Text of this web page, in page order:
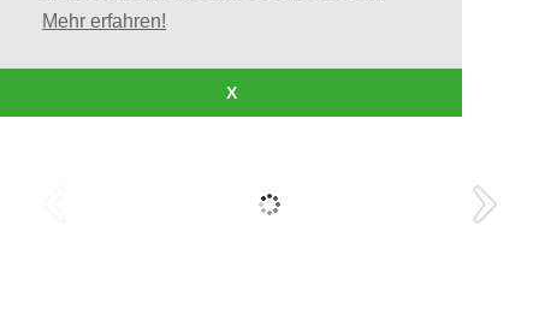
Mehr erfahren!
X